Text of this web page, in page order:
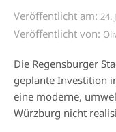
Veröffentlicht am: 24.
Veröffentlicht von:
Die Regensburger
geplante Investition
eine moderne,
Würzburg nicht